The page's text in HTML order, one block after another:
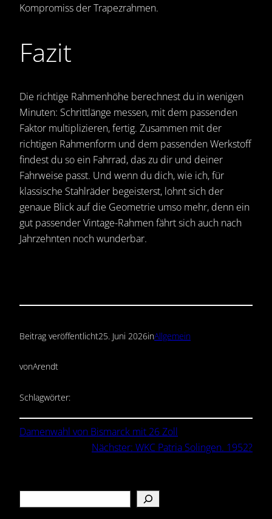
Kompromiss der Trapezrahmen.
Fazit
Die richtige Rahmenhöhe berechnest du in wenigen
Minuten: Schrittlänge messen, mit dem passenden
Faktor multiplizieren, fertig. Zusammen mit der
richtigen Rahmenform und dem passenden Werkstoff
findest du so ein Fahrrad, das zu dir und deiner
Fahrweise passt. Und wenn du dich, wie ich, für
klassische Stahlräder begeisterst, lohnt sich der
genaue Blick auf die Geometrie umso mehr, denn ein
gut passender Vintage-Rahmen fährt sich auch nach
Jahrzehnten noch wunderbar.
Beitrag veröffentlicht25. Juni 2026inAllgemein
vonArendt
Schlagwörter:
Damenwahl von Bismarck mit 26 Zoll
Nächster: WKC Patria Solingen. 1952?